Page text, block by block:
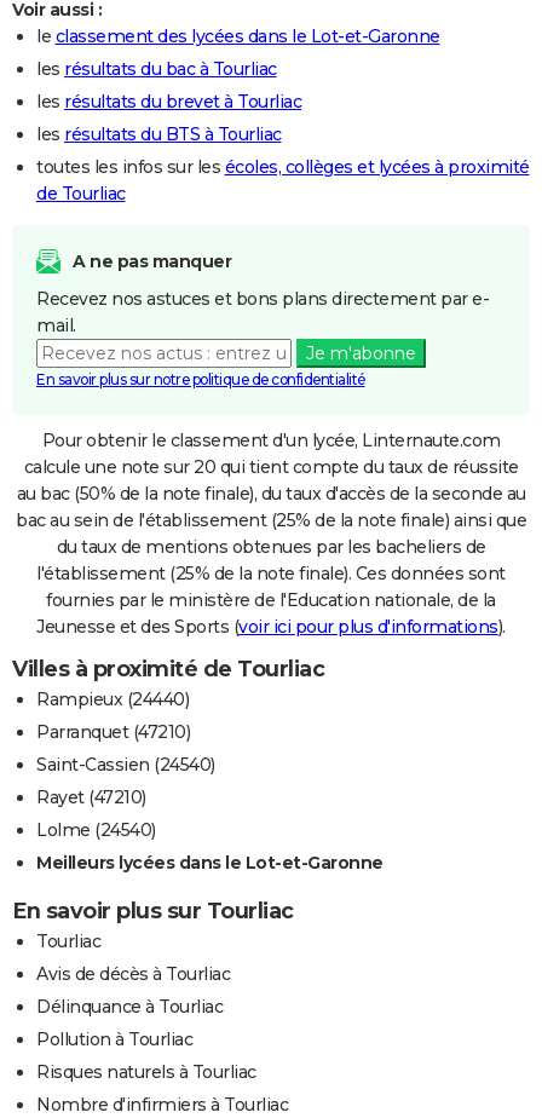
Voir aussi :
le classement des lycées dans le Lot-et-Garonne
les résultats du bac à Tourliac
les résultats du brevet à Tourliac
les résultats du BTS à Tourliac
toutes les infos sur les écoles, collèges et lycées à proximité
de Tourliac
A ne pas manquer
Recevez nos astuces et bons plans directement par e-
mail.
Je m'abonne
En savoir plus sur notre politique de confidentialité
Pour obtenir le classement d'un lycée, Linternaute.com
calcule une note sur 20 qui tient compte du taux de réussite
au bac (50% de la note finale), du taux d'accès de la seconde au
bac au sein de l'établissement (25% de la note finale) ainsi que
du taux de mentions obtenues par les bacheliers de
l'établissement (25% de la note finale). Ces données sont
fournies par le ministère de l'Education nationale, de la
Jeunesse et des Sports (voir ici pour plus d'informations).
Villes à proximité de Tourliac
Rampieux (24440)
Parranquet (47210)
Saint-Cassien (24540)
Rayet (47210)
Lolme (24540)
Meilleurs lycées dans le Lot-et-Garonne
En savoir plus sur Tourliac
Tourliac
Avis de décès à Tourliac
Délinquance à Tourliac
Pollution à Tourliac
Risques naturels à Tourliac
Nombre d'infirmiers à Tourliac